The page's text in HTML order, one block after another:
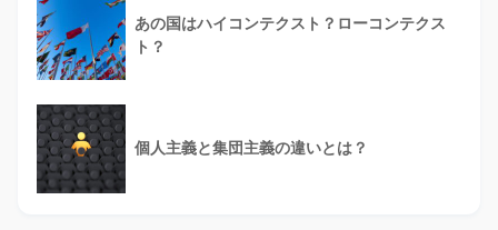
あの国はハイコンテクスト？ローコンテクス
ト？
個人主義と集団主義の違いとは？